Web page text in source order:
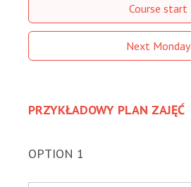
Course start
Next Monday
PRZYKŁADOWY PLAN ZAJĘĆ
OPTION 1